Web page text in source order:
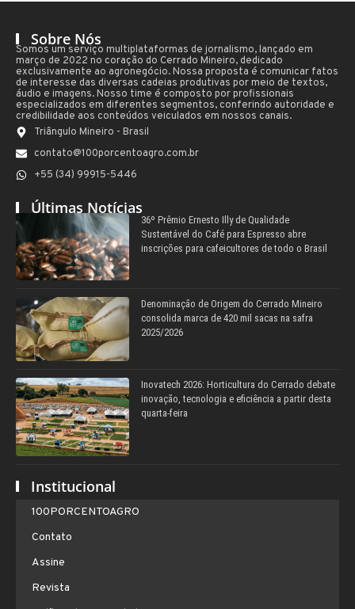
Sobre Nós
Somos um serviço multiplataformas de jornalismo, lançado em
março de 2022 no coração do Cerrado Mineiro, dedicado
exclusivamente ao agronegócio. Nossa proposta é comunicar fatos
de interesse das diversas cadeias produtivas por meio de textos,
áudio e imagens. Nosso time é composto por profissionais
especializados em diferentes segmentos, conferindo autoridade e
credibilidade aos conteúdos veiculados em nossos canais.
Triângulo Mineiro - Brasil
contato@100porcentoagro.com.br
+55 (34) 99915-5446
Últimas Notícias
36º Prêmio Ernesto Illy de Qualidade
Sustentável do Café para Espresso abre
inscrições para cafeicultores de todo o Brasil
Denominação de Origem do Cerrado Mineiro
consolida marca de 420 mil sacas na safra
2025/2026
Inovatech 2026: Horticultura do Cerrado debate
inovação, tecnologia e eficiência a partir desta
quarta-feira
Institucional
100PORCENTOAGRO
Contato
Assine
Revista